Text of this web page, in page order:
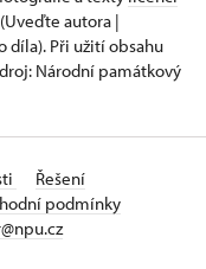
do synagogy je
malým
je zvenku
hlavní sál
s barokními
modlitebny je
(Uveďte autora |
díla). Při užití obsahu
Národní památkový
Řešení
podmínky